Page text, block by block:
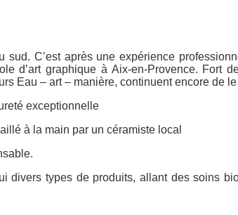
C’est après une expérience
d’art graphique à Aix-en-Provence. Fort
Eau – art – manière, continuent encore de
exceptionnelle
à la main par un céramiste local
divers types de produits, allant des soins